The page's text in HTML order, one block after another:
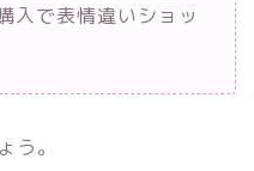
入で表情違いショッ
う。